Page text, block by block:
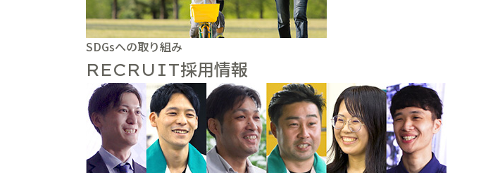
SDGsへの取り組み
RECRUIT採用情報